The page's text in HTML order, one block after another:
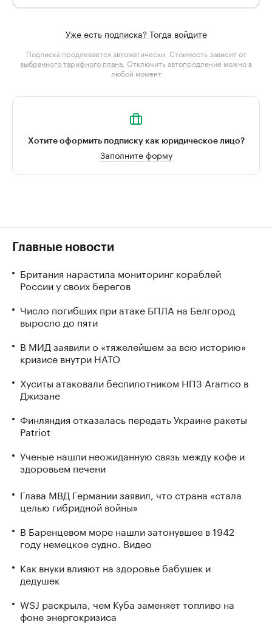
Уже есть подписка? Тогда войдите
Подписка продлевается автоматически. Стоимость зависит от
выбранного тарифного плана . Отключить автопродление можно в
любой момент
Хотите оформить подписку как юридическое лицо?
Заполните форму
Главные новости
Британия нарастила мониторинг кораблей
России у своих берегов
Число погибших при атаке БПЛА на Белгород
выросло до пяти
В МИД заявили о «тяжелейшем за всю историю»
кризисе внутри НАТО
Хуситы атаковали беспилотником НПЗ Aramco в
Джизане
Финляндия отказалась передать Украине ракеты
Patriot
Ученые нашли неожиданную связь между кофе и
здоровьем печени
Глава МВД Германии заявил, что страна «стала
целью гибридной войны»
В Баренцевом море нашли затонувшее в 1942
году немецкое судно. Видео
Как внуки влияют на здоровье бабушек и
дедушек
WSJ раскрыла, чем Куба заменяет топливо на
фоне энергокризиса